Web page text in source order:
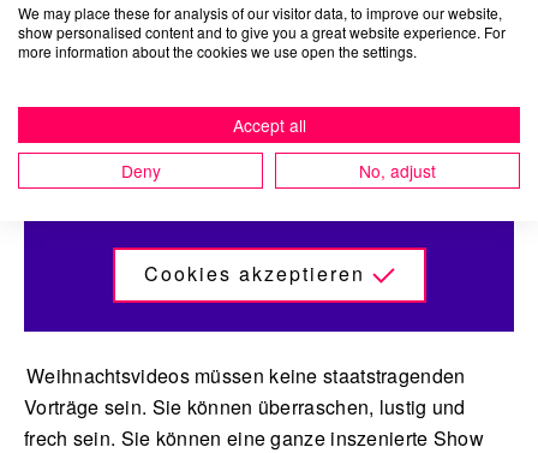
Das Weihnachtsvideo – Herzen
Cookies akzeptieren
Weihnachtsvideos müssen keine staatstragenden
Vorträge sein. Sie können überraschen, lustig und
frech sein. Sie können eine ganze inszenierte Show
We may place these for analysis of our visitor data, to improve our website,
show personalised content and to give you a great website experience. For
more information about the cookies we use open the settings.
Accept all
Deny
No, adjust